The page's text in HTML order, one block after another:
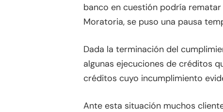
banco en cuestión podría
Moratoria, se puso una pausa
Dada la terminación del
algunas ejecuciones de créditos
créditos cuyo incumplimiento
Ante esta situación muchos